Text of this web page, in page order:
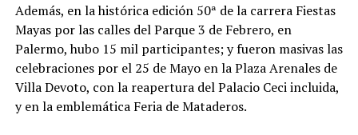
Además, en la histórica edición 50ª de la carrera Fiestas
Mayas por las calles del Parque 3 de Febrero, en
Palermo, hubo 15 mil participantes; y fueron masivas las
celebraciones por el 25 de Mayo en la Plaza Arenales de
Villa Devoto, con la reapertura del Palacio Ceci incluida,
y en la emblemática Feria de Mataderos.